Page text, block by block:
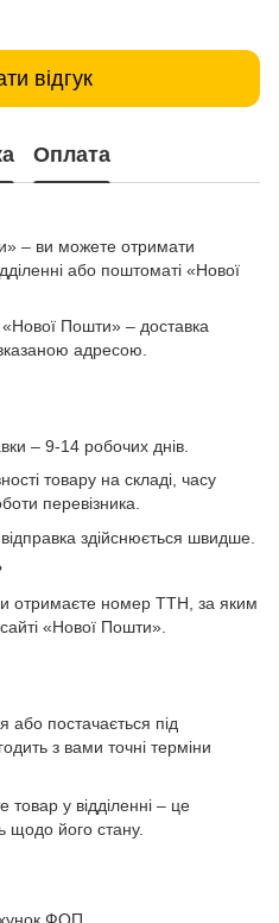
відгук
Оплата
– ви можете отримати
або поштоматі «Нової
Пошти» – доставка
адресою.
– 9-14 робочих днів.
товару на складі, часу
перевізника.
здійснюється швидше.
отримаєте номер ТТН, за яким
«Нової Пошти».
або постачається під
з вами точні терміни
товар у відділенні – це
щодо його стану.